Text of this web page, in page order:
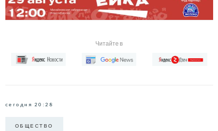
Читайте в
сегодня 20:28
ОБЩЕСТВО